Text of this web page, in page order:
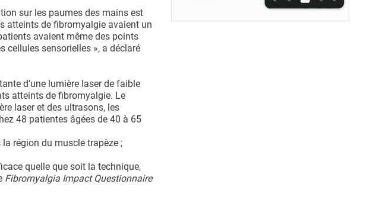
sur les paumes des mains est
atteints de fibromyalgie avaient un
avaient même des points
cellules sensorielles », a déclaré
d’une lumière laser de faible
atteints de fibromyalgie. Le
laser et des ultrasons, les
48 patientes âgées de 40 à 65
région du muscle trapèze ;
quelle que soit la technique,
Fibromyalgia Impact Questionnaire